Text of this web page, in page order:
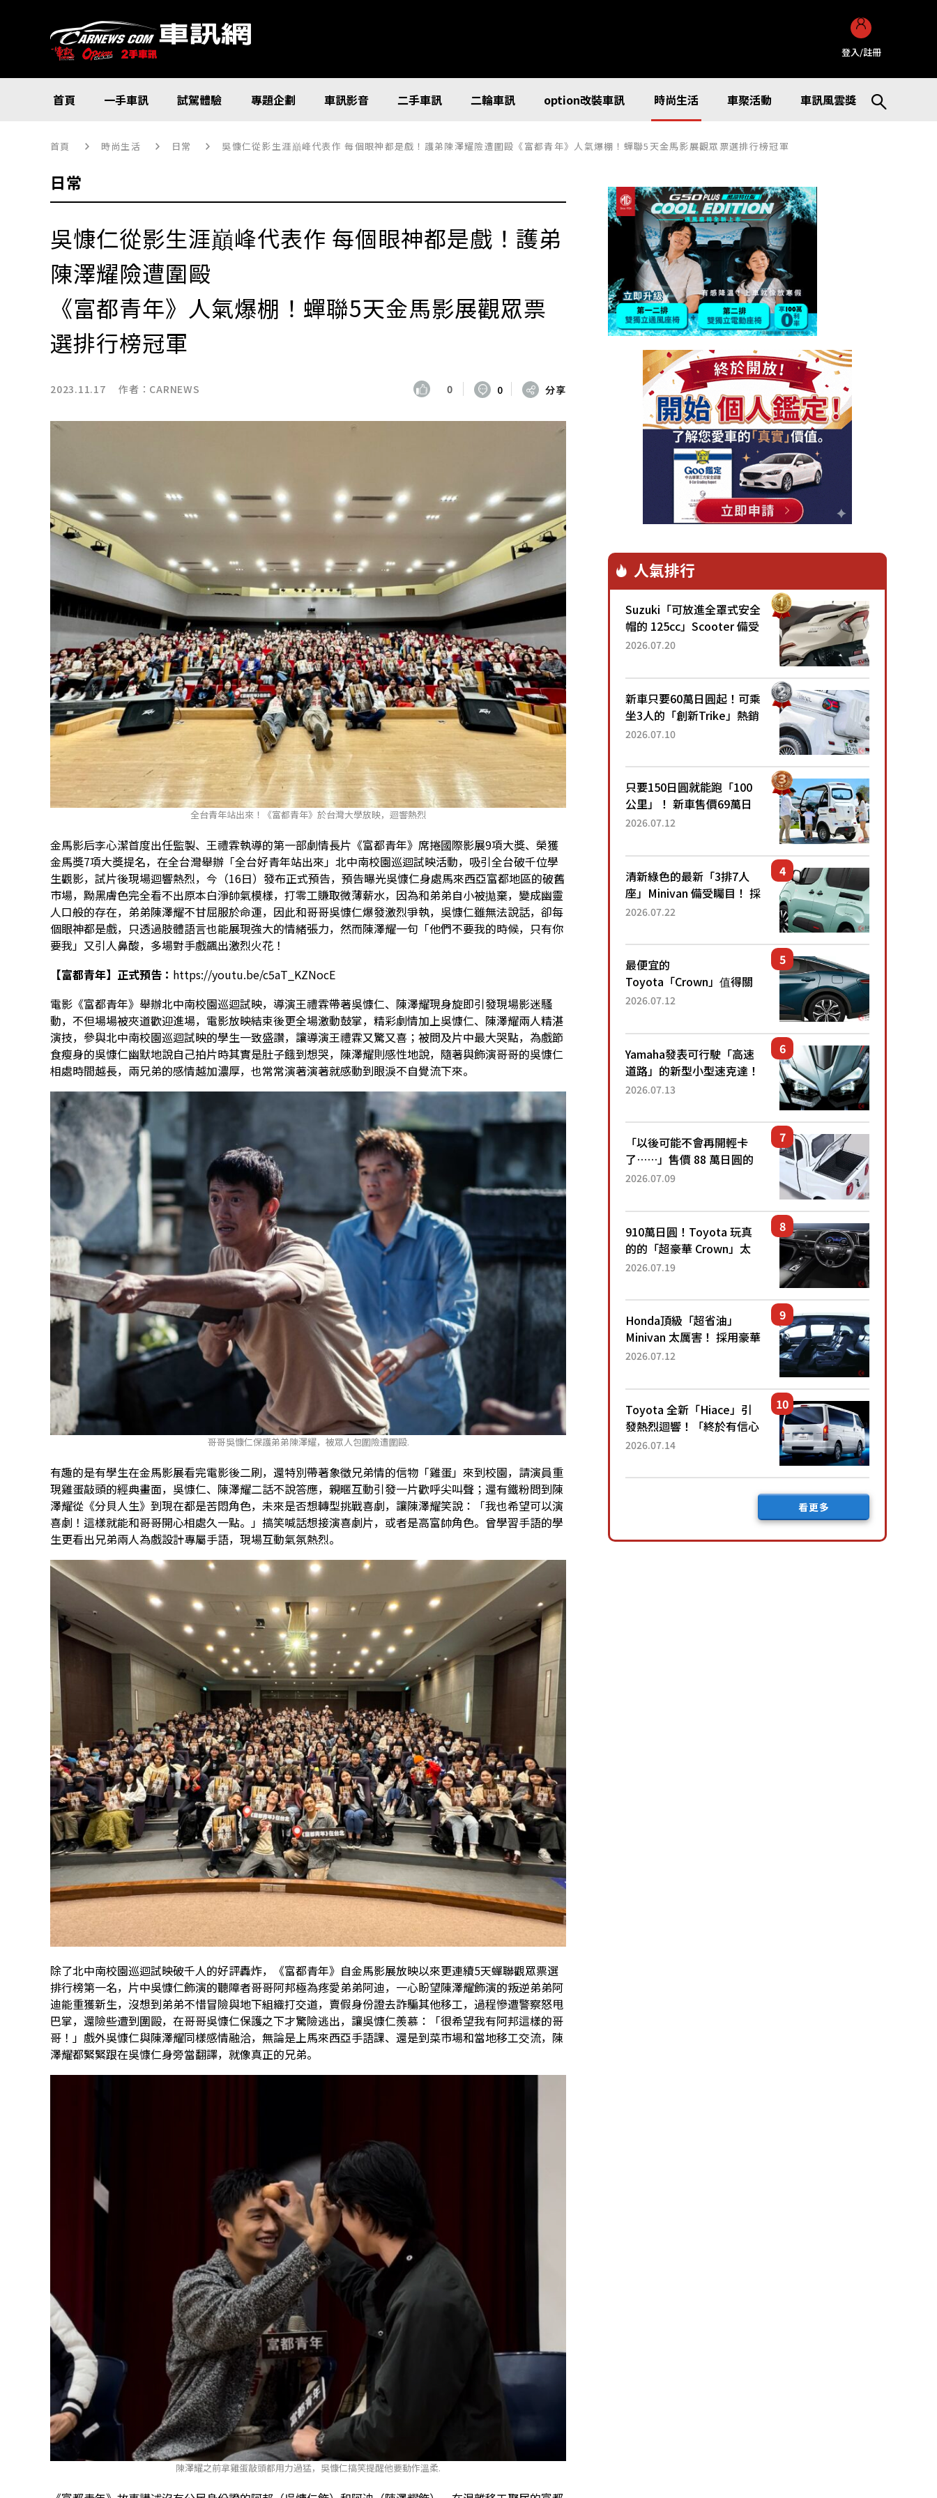
登入/註冊
首頁 一手車訊 試駕體驗 專題企劃 車訊影音 二手車訊 二輪車訊 option改裝車訊 時尚生活 車聚活動 車訊風雲獎
首頁 時尚生活 日常 吳慷仁從影生涯巔峰代表作 每個眼神都是戲！護弟陳澤耀險遭圍毆《富都青年》人氣爆棚！蟬聯5天金馬影展觀眾票選排行榜冠軍
日常
吳慷仁從影生涯巔峰代表作 每個眼神都是戲！護弟
陳澤耀險遭圍毆
《富都青年》人氣爆棚！蟬聯5天金馬影展觀眾票
選排行榜冠軍
2023.11.17 作者： CARNEWS 0 0 分享
全台青年站出來！《富都青年》於台灣大學放映，迴響熱烈
金馬影后李心潔首度出任監製、王禮霖執導的第一部劇情長片《富都青年》席捲國際影展9項大獎、榮獲
金馬獎7項大獎提名，在全台灣舉辦「全台好青年站出來」北中南校園巡迴試映活動，吸引全台破千位學
生觀影，試片後現場迴響熱烈，今（16日）發布正式預告，預告曝光吳慷仁身處馬來西亞富都地區的破舊
市場，黝黑膚色完全看不出原本白淨帥氣模樣，打零工賺取微薄薪水，因為和弟弟自小被拋棄，變成幽靈
人口般的存在，弟弟陳澤耀不甘屈服於命運，因此和哥哥吳慷仁爆發激烈爭執，吳慷仁雖無法說話，卻每
個眼神都是戲，只透過肢體語言也能展現強大的情緒張力，然而陳澤耀一句「他們不要我的時候，只有你
要我」又引人鼻酸，多場對手戲飆出激烈火花！
【富都青年】正式預告： https://youtu.be/c5aT_KZNocE
電影《富都青年》舉辦北中南校園巡迴試映，導演王禮霖帶著吳慷仁、陳澤耀現身旋即引發現場影迷騷
動，不但場場被夾道歡迎進場，電影放映結束後更全場激動鼓掌，精彩劇情加上吳慷仁、陳澤耀兩人精湛
演技，參與北中南校園巡迴試映的學生一致盛讚，讓導演王禮霖又驚又喜；被問及片中最大哭點，為戲節
食瘦身的吳慷仁幽默地說自己拍片時其實是肚子餓到想哭，陳澤耀則感性地說，隨著與飾演哥哥的吳慷仁
相處時間越長，兩兄弟的感情越加濃厚，也常常演著演著就感動到眼淚不自覺流下來。
哥哥吳慷仁保護弟弟陳澤耀，被眾人包圍險遭圍毆.
有趣的是有學生在金馬影展看完電影後二刷，還特別帶著象徵兄弟情的信物「雞蛋」來到校園，請演員重
現雞蛋敲頭的經典畫面，吳慷仁、陳澤耀二話不說答應，親暱互動引發一片歡呼尖叫聲；還有鐵粉問到陳
澤耀從《分貝人生》到現在都是苦悶角色，未來是否想轉型挑戰喜劇，讓陳澤耀笑說：「我也希望可以演
喜劇！這樣就能和哥哥開心相處久一點。」搞笑喊話想接演喜劇片，或者是高富帥角色。曾學習手語的學
生更看出兄弟兩人為戲設計專屬手語，現場互動氣氛熱烈。
除了北中南校園巡迴試映破千人的好評轟炸，《富都青年》自金馬影展放映以來更連續5天蟬聯觀眾票選
排行榜第一名，片中吳慷仁飾演的聽障者哥哥阿邦極為疼愛弟弟阿迪，一心盼望陳澤耀飾演的叛逆弟弟阿
迪能重獲新生，沒想到弟弟不惜冒險與地下組織打交道，賣假身份證去詐騙其他移工，過程慘遭警察怒甩
巴掌，還險些遭到圍毆，在哥哥吳慷仁保護之下才驚險逃出，讓吳慷仁羨慕：「很希望我有阿邦這樣的哥
哥！」戲外吳慷仁與陳澤耀同樣感情融洽，無論是上馬來西亞手語課、還是到菜市場和當地移工交流，陳
澤耀都緊緊跟在吳慷仁身旁當翻譯，就像真正的兄弟。
陳澤耀之前拿雞蛋敲頭都用力過猛，吳慷仁搞笑提醒他要動作溫柔.
人氣排行
Suzuki「可放進全罩式安全
帽的 125cc」Scooter 備受
矚目！採用全新流線設計與
已陸續開始出口的新款
「B...
2026.07.20
新車只要60萬日圓起！可乘
坐3人的「創新Trike」熱銷
大賣成為人氣車款！「養車
日圓就能跑100公里」「小
朋友坐得...
2026.07.10
只要150日圓就能跑「100
公里」！ 新車售價69萬日
圓的「3人座」Trike大受歡
為何能迅速熱賣？
2026.07.12
清新綠色的最新「3排7人
座」Minivan 備受矚目！ 採
用全長4.7公尺剛剛好的車
還推出467萬元日圓起的5
人座版...
2026.07.22
最便宜的
Toyota「Crown」值得關
注！ 搭載4WD、每公升
眼！ 配備豐富、超越售價
水準，堪稱高CP值代表的
「...
2026.07.12
Yamaha發表可行駛「高速
道路」的新型小型速克達！
搭載能享受超強勁「渦輪
高階「Super Sport」車款
相同的...
2026.07.13
「以後可能不會再開輕卡
了……」售價 88 萬日圓的
「超迷你輕型貨車」引發兩
100 公里！」「免驗車真的
太棒了！...
2026.07.09
910萬日圓！Toyota 玩真
的的「超豪華 Crown」太
厲害了！採用由「匠人技
運動化「底盤設定」！還配
備專屬豪華...
2026.07.19
Honda頂級「超省油」
Minivan 太厲害！ 採用豪華
「真皮座椅」與專屬「黑色
公里，兼具優異節能表現與
舒適「三...
2026.07.12
Toyota 全新「Hiace」引
發熱烈迴響！「終於有信心
下訂了！」「哪個等級交車
後竟然還要等「超過半年」
2026.07.14
看更多